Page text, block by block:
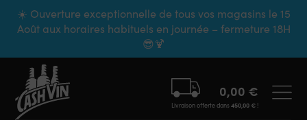
☀️ Ouverture exceptionnelle de tous vos magasins le 15
Août aux horaires habituels en journée – fermeture 18H
😎🍹
0,00 €
Livraison offerte dans450,00 €!
Panneau de gestion des cookies